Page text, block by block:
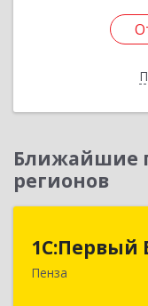
Ближайшие
регионов
1С:Первый
Пенза440000,